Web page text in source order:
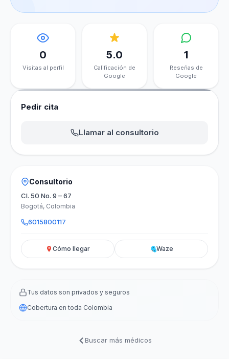
0
Visitas al perfil
5.0
Calificación de
Google
1
Reseñas de
Google
Pedir cita
Llamar al consultorio
Consultorio
Cl. 50 No. 9 – 67
Bogotá, Colombia
6015800117
Cómo llegar Waze
Tus datos son privados y seguros
Cobertura en toda Colombia
Buscar más médicos